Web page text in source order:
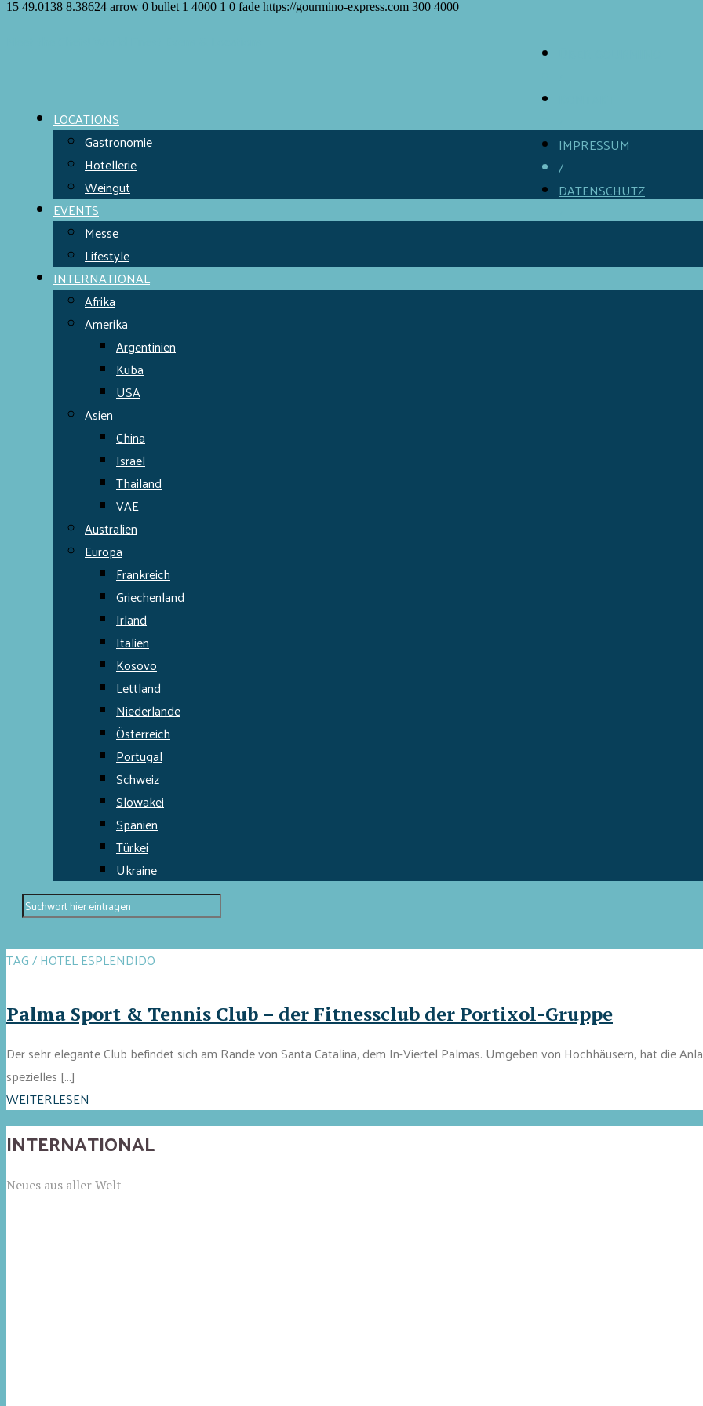
15 49.0138 8.38624 arrow 0 bullet 1 4000 1 0 fade https://gourmino-express.com 300 4000
IMPRESSUM
/
DATENSCHUTZ
LOCATIONS
Gastronomie
Hotellerie
Weingut
EVENTS
Messe
Lifestyle
INTERNATIONAL
Afrika
Amerika
Argentinien
Kuba
USA
Asien
China
Israel
Thailand
VAE
Australien
Europa
Frankreich
Griechenland
Irland
Italien
Kosovo
Lettland
Niederlande
Österreich
Portugal
Schweiz
Slowakei
Spanien
Türkei
Ukraine
TAG / HOTEL ESPLENDIDO
Palma Sport & Tennis Club – der Fitnessclub der Portixol-Gruppe
Der sehr elegante Club befindet sich am Rande von Santa Catalina, dem In-Viertel Palmas. Umgeben von Hochhäusern, hat die
spezielles […]
WEITERLESEN
INTERNATIONAL
Neues aus aller Welt